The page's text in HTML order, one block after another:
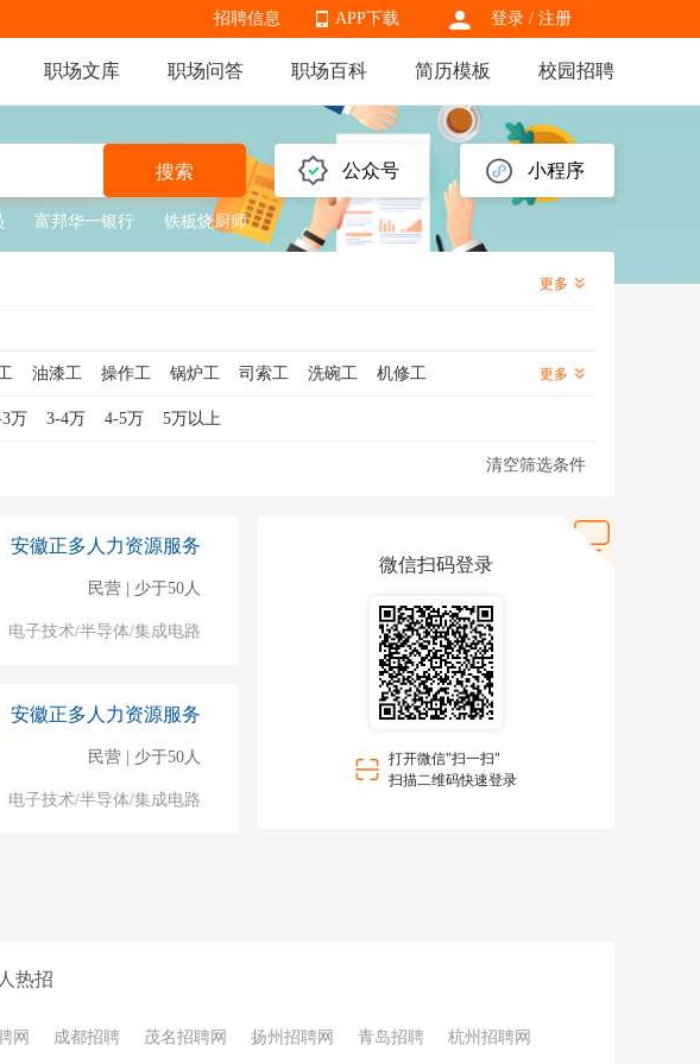
登录 / 注册
APP下载
APP下载
招聘信息
职场文库 职场问答 职场百科 简历模板 校园招聘
公众号 小程序
搜索
富邦华一银行 铁板烧厨师
更多
油漆工 操作工 锅炉工 司索工 洗碗工
机修工
工 模具工 数控车工 绿化工
更多
万 3-4万 4-5万 5万以上
清空筛选条件
安徽正多人力资源服务
民营 | 少于50人
电子技术/半导体/集成电路
安徽正多人力资源服务
民营 | 少于50人
电子技术/半导体/集成电路
微信扫码登录
打开微信"扫一扫"
扫描二维码快速登录
热招
网 成都招聘 茂名招聘网 扬州招聘网 青岛招聘 杭州招聘网